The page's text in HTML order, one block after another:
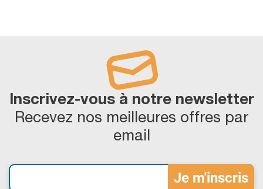
Inscrivez-vous à notre newsletter
Recevez nos meilleures offres par
email